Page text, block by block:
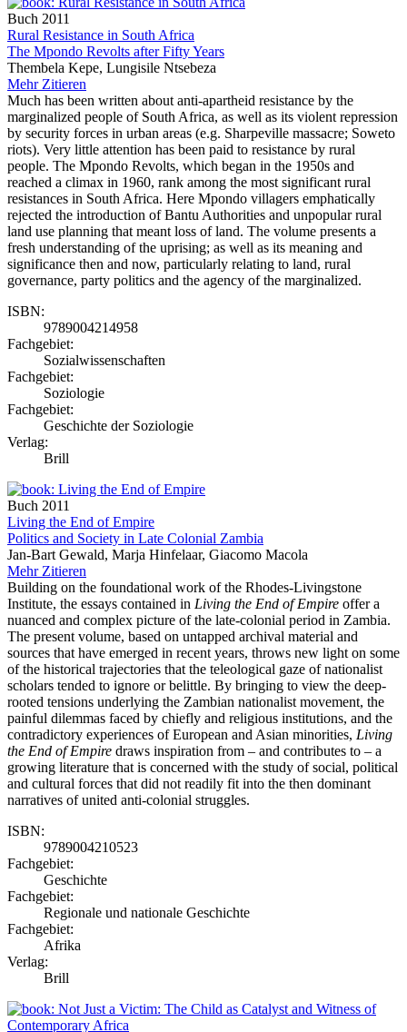
Buch 2011
Rural Resistance in South Africa
The Mpondo Revolts after Fifty Years
Thembela Kepe, Lungisile Ntsebeza
Mehr Zitieren
Much has been written about anti-apartheid resistance by the
marginalized people of South Africa, as well as its violent repression
by security forces in urban areas (e.g. Sharpeville massacre; Soweto
riots). Very little attention has been paid to resistance by rural
people. The Mpondo Revolts, which began in the 1950s and
reached a climax in 1960, rank among the most significant rural
resistances in South Africa. Here Mpondo villagers emphatically
rejected the introduction of Bantu Authorities and unpopular rural
land use planning that meant loss of land. The volume presents a
fresh understanding of the uprising; as well as its meaning and
significance then and now, particularly relating to land, rural
governance, party politics and the agency of the marginalized.
ISBN:
9789004214958
Fachgebiet:
Sozialwissenschaften
Fachgebiet:
Soziologie
Fachgebiet:
Geschichte der Soziologie
Verlag:
Brill
Buch 2011
Living the End of Empire
Politics and Society in Late Colonial Zambia
Jan-Bart Gewald, Marja Hinfelaar, Giacomo Macola
Mehr Zitieren
Building on the foundational work of the Rhodes-Livingstone
Institute, the essays contained in Living the End of Empire offer a
nuanced and complex picture of the late-colonial period in Zambia.
The present volume, based on untapped archival material and
sources that have emerged in recent years, throws new light on some
of the historical trajectories that the teleological gaze of nationalist
scholars tended to ignore or belittle. By bringing to view the deep-
rooted tensions underlying the Zambian nationalist movement, the
painful dilemmas faced by chiefly and religious institutions, and the
contradictory experiences of European and Asian minorities, Living
the End of Empire draws inspiration from – and contributes to – a
growing literature that is concerned with the study of social, political
and cultural forces that did not readily fit into the then dominant
narratives of united anti-colonial struggles.
ISBN:
9789004210523
Fachgebiet:
Geschichte
Fachgebiet:
Regionale und nationale Geschichte
Fachgebiet:
Afrika
Verlag:
Brill